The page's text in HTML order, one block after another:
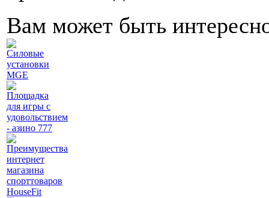
Вам может быть
Силовые
установки
MGE
Площадка
для игры с
удовольствием
- азино 777
Преимущества
интернет
магазина
спорттоваров
HouseFit